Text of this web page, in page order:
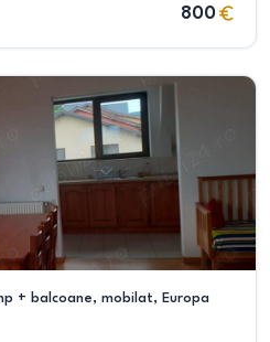
800
+ balcoane, mobilat, Europa